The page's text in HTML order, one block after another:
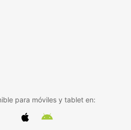
para móviles y tablet en: